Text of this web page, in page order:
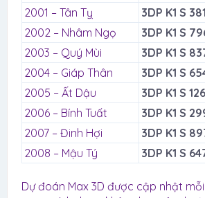
2001 – Tân Tỵ
3DP K1 S
2002 – Nhâm Ngọ
3DP K1 S
2003 – Quý Mùi
3DP K1 S
2004 – Giáp Thân
3DP K1 S
2005 – Ất Dậu
3DP K1 S
2006 – Bính Tuất
3DP K1 S
2007 – Đinh Hợi
3DP K1 S
2008 – Mậu Tý
3DP K1 S
Dự đoán Max 3D được cập nhật